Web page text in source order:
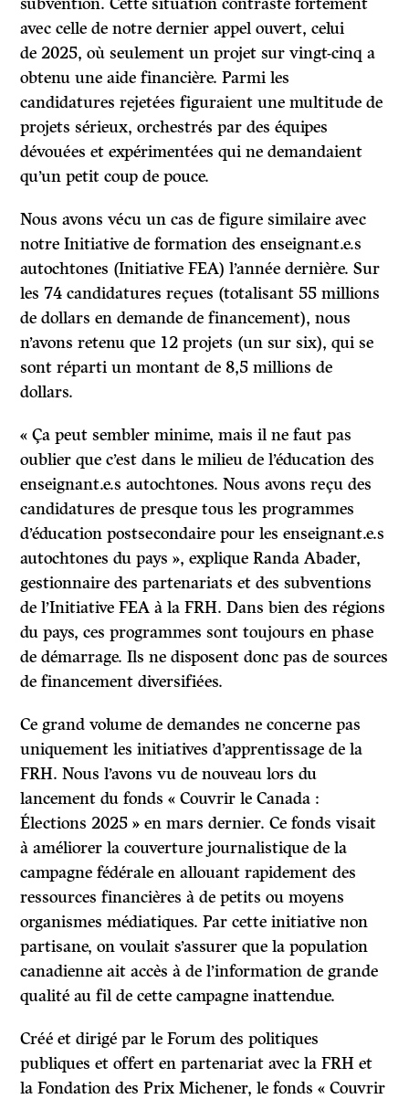
avec celle de notre dernier appel ouvert, celui
de 2025, où seulement un projet sur vingt-cinq a
obtenu une aide financière. Parmi les
candidatures rejetées figuraient une multitude de
projets sérieux, orchestrés par des équipes
dévouées et expérimentées qui ne demandaient
qu’un petit coup de pouce.
Nous avons vécu un cas de figure similaire avec
notre Initiative de formation des enseignant.e.s
autochtones (Initiative FEA) l’année dernière. Sur
les 74 candidatures reçues (totalisant 55 millions
de dollars en demande de financement), nous
n’avons retenu que 12 projets (un sur six), qui se
sont réparti un montant de 8,5 millions de
dollars.
« Ça peut sembler minime, mais il ne faut pas
oublier que c’est dans le milieu de l’éducation des
enseignant.e.s autochtones. Nous avons reçu des
candidatures de presque tous les programmes
d’éducation postsecondaire pour les enseignant.e.s
autochtones du pays », explique Randa Abader,
gestionnaire des partenariats et des subventions
de l’Initiative FEA à la FRH. Dans bien des régions
du pays, ces programmes sont toujours en phase
de démarrage. Ils ne disposent donc pas de sources
de financement diversifiées.
Ce grand volume de demandes ne concerne pas
uniquement les initiatives d’apprentissage de la
FRH. Nous l’avons vu de nouveau lors du
lancement du fonds « Couvrir le Canada :
Élections 2025 » en mars dernier. Ce fonds visait
à améliorer la couverture journalistique de la
campagne fédérale en allouant rapidement des
ressources financières à de petits ou moyens
organismes médiatiques. Par cette initiative non
partisane, on voulait s’assurer que la population
canadienne ait accès à de l’information de grande
qualité au fil de cette campagne inattendue.
Créé et dirigé par le Forum des politiques
publiques et offert en partenariat avec la FRH et
la Fondation des Prix Michener, le fonds « Couvrir